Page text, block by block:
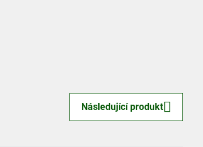
Následující produkt